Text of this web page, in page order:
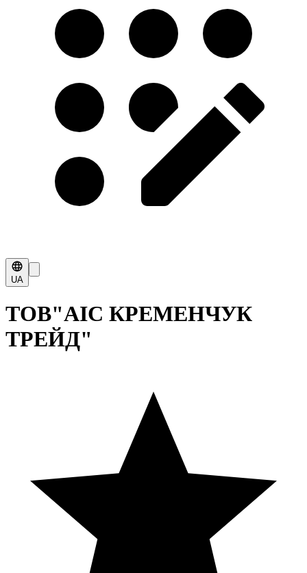
UA
ТОВ"АІС КРЕМЕНЧУК
ТРЕЙД"